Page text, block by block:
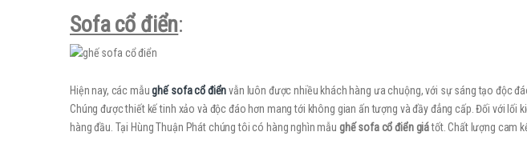
Sofa cổ điển:
Hiện nay, các mẫughế sofa cổ điểnvẫn luôn được nhiều khách hàng ưa chuộng, với sự sáng tạo độc
Chúng được thiết kế tinh xảo và độc đáo hơn mang tới không gian ấn tượng và đầy đẳng cấp. Đối với lối
hàng đầu. Tại Hùng Thuận Phát chúng tôi có hàng nghìn mẫu ghế sofa cổ điển giátốt. Chất lượng cam